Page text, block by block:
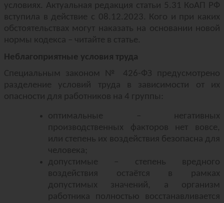
условиях. Актуальная редакция статьи 5.31 КоАП РФ
вступила в действие с 08.12.2023. Кого и при каких
обстоятельствах могут наказать на основании новой
нормы кодекса – читайте в статье.
Неблагоприятные условия труда
Специальным законом № 426-ФЗ предусмотрено
разделение условий труда в зависимости от их
опасности для работников на 4 группы:
оптимальные – негативных
производственных факторов нет вовсе,
или степень их воздействия безопасна для
человека;
допустимые – степень вредного
воздействия остаётся в рамках
допустимых значений, а организм
работника полностью восстанавливается